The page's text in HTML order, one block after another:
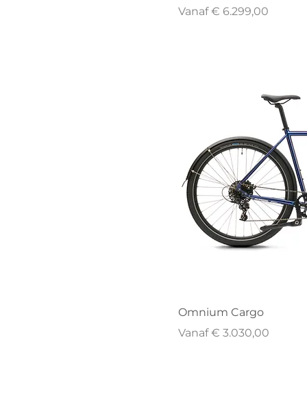
Vanaf€ 6.299,00
Verkoopprijs
Omnium Cargo
Vanaf€ 3.030,00
Verkoopprijs